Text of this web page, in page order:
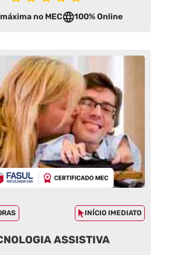
no MEC 100% Online
INÍCIO IMEDIATO
ASSISTIVA